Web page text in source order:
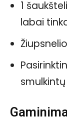
1
labai